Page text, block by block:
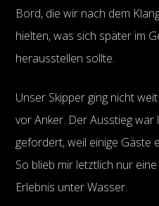
Bord, die wir nach dem
hielten, was sich später im
herausstellen sollte.
Unser Skipper ging nicht
vor Anker. Der Ausstieg war
gefordert, weil einige Gäste
So blieb mir letztlich nur
Erlebnis unter Wasser.